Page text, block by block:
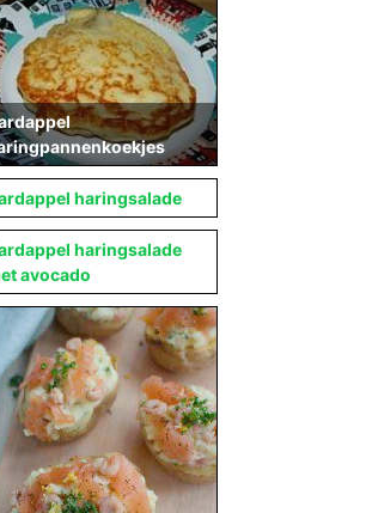
haringsalade
haringsalade
avocado